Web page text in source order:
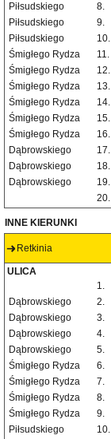
Piłsudskiego
8.
Piłsudskiego
9.
Piłsudskiego
10.
Śmigłego Rydza
11.
Śmigłego Rydza
12.
Śmigłego Rydza
13.
Śmigłego Rydza
14.
Śmigłego Rydza
15.
Śmigłego Rydza
16.
Dąbrowskiego
17.
Dąbrowskiego
18.
Dąbrowskiego
19.
20.
INNE KIERUNKI
Retkinia
ULICA
1.
Dąbrowskiego
2.
Dąbrowskiego
3.
Dąbrowskiego
4.
Dąbrowskiego
5.
Śmigłego Rydza
6.
Śmigłego Rydza
7.
Śmigłego Rydza
8.
Śmigłego Rydza
9.
Piłsudskiego
10.